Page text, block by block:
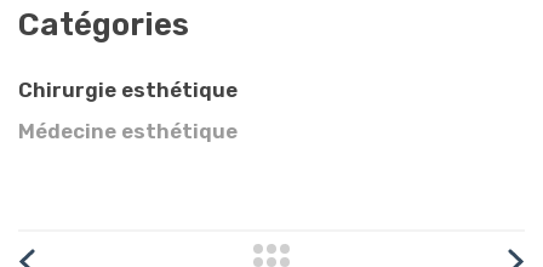
Catégories
Chirurgie esthétique
Médecine esthétique